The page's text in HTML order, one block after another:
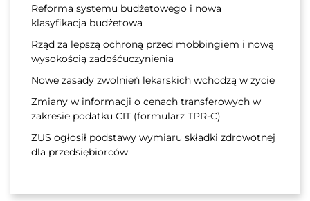
Reforma systemu budżetowego i nowa
klasyfikacja budżetowa
Rząd za lepszą ochroną przed mobbingiem i nową
wysokością zadośćuczynienia
Nowe zasady zwolnień lekarskich wchodzą w życie
Zmiany w informacji o cenach transferowych w
zakresie podatku CIT (formularz TPR-C)
ZUS ogłosił podstawy wymiaru składki zdrowotnej
dla przedsiębiorców